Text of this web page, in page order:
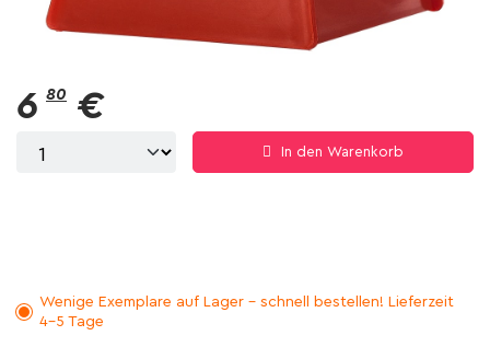
6 80 €
In den Warenkorb
Wenige Exemplare auf Lager - schnell bestellen! Lieferzeit
4-5 Tage